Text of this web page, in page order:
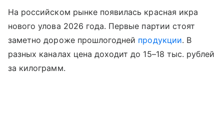
На российском рынке появилась красная икра
нового улова 2026 года. Первые партии стоят
заметно дороже прошлогодней продукции. В
разных каналах цена доходит до 15–18 тыс. рублей
за килограмм.